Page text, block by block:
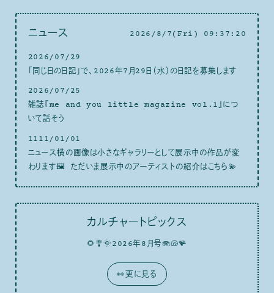
ニュース 2026/8/7(Fri) 09:37:21
2026/07/29
「同じ日の日記」で、2026年7月29日（水）の日記を募集します
2026/07/25
雑誌『me and you little magazine vol.1』につ
いて話そう
1111/01/01
ニュース横の画像は小さなギャラリーとして展示中の作品が変
わります🖼 ただいま展示中のアーティストの紹介はこちら💫
カルチャートピックス
🌻🎐🌞2026年8月号🪼🐚🪸
👀更に見る